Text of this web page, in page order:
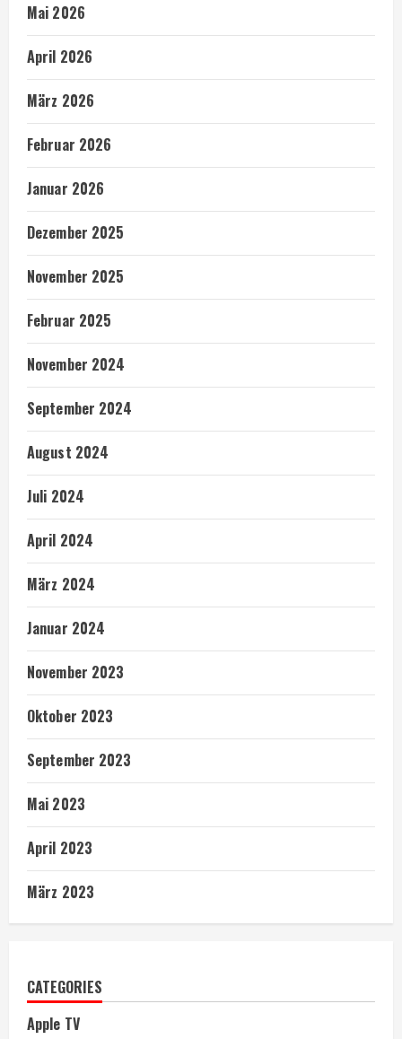
Mai 2026
April 2026
März 2026
Februar 2026
Januar 2026
Dezember 2025
November 2025
Februar 2025
November 2024
September 2024
August 2024
Juli 2024
April 2024
März 2024
Januar 2024
November 2023
Oktober 2023
September 2023
Mai 2023
April 2023
März 2023
CATEGORIES
Apple TV